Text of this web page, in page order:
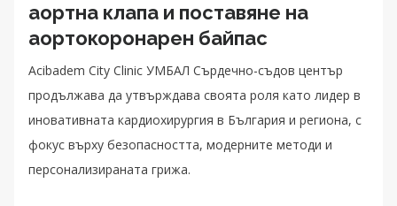
аортна клапа и поставяне на
аортокоронарен байпас
Acibadem City Clinic УМБАЛ Сърдечно-съдов център
продължава да утвърждава своята роля като лидер в
иновативната кардиохирургия в България и региона, с
фокус върху безопасността, модерните методи и
персонализираната грижа.